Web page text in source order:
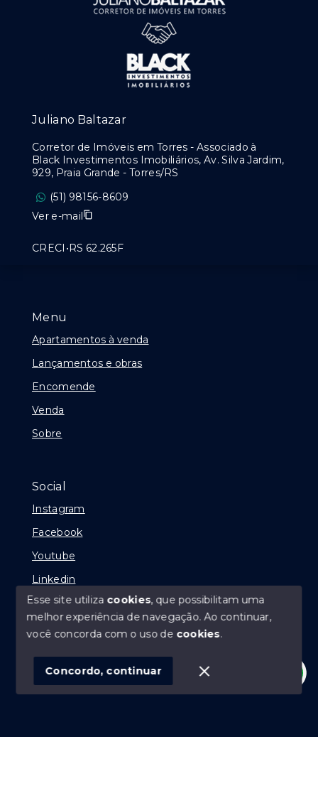
Menu
Apartamentos à venda
Lançamentos e obras
Encomende
Venda
Sobre
Social
Instagram
Facebook
Youtube
Linkedin
© Copyright 2026 - Juliano Baltazar - Todos os direitos
SITE PARA IMOBILIARIA
Juliano Baltazar
Corretor de Imóveis em Torres - Associado à
Black Investimentos Imobiliários, Av. Silva Jardim,
929, Praia Grande - Torres/RS
(51) 98156-8609
Ver e-mail
CRECI•RS 62.265F
Esse site utiliza cookies, que possibilitam uma
melhor experiência de navegação.Ao continuar,
você concorda com o uso de cookies.
Concordo, continuar